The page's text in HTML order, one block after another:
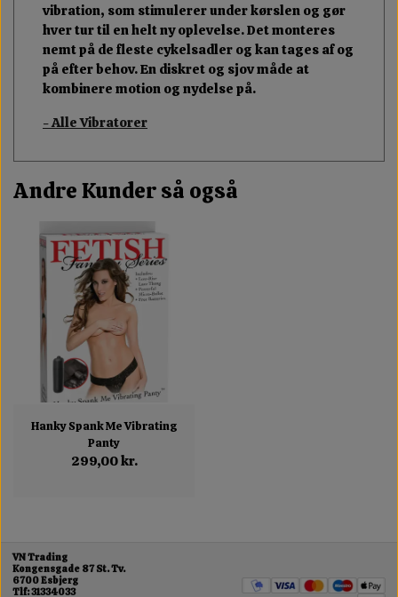
vibration, som stimulerer under kørslen og gør
hver tur til en helt ny oplevelse. Det monteres
nemt på de fleste cykelsadler og kan tages af og
på efter behov. En diskret og sjov måde at
kombinere motion og nydelse på.
- Alle Vibratorer
Andre Kunder så også
Hanky Spank Me Vibrating
Panty
299,00 kr.
VN Trading
Kongensgade 87 St. Tv.
6700 Esbjerg
Tlf: 31334033